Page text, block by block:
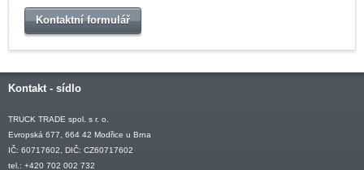
Kontaktní formulář
Kontakt - sídlo
TRUCK TRADE spol. s r. o.
Evropská 677, 664 42 Modřice u Brna
IČ: 60717602, DIČ: CZ60717602
tel.: +420 702 002 732